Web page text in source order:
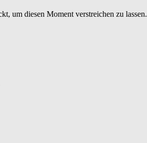
um diesen Moment verstreichen zu lassen.